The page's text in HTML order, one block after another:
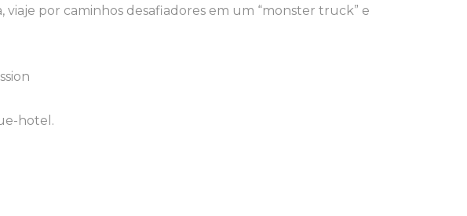
por caminhos desafiadores em um “monster truck” e
hotel.